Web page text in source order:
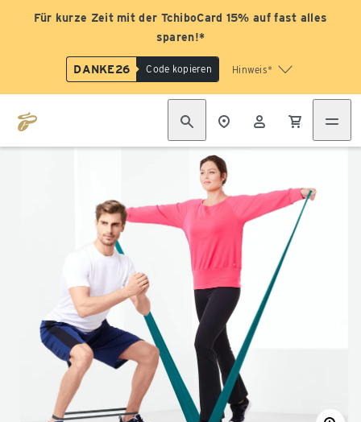
Für kurze Zeit mit der TchiboCard 15% auf fast alles
sparen!*
DANKE26 Code kopieren Hinweis*